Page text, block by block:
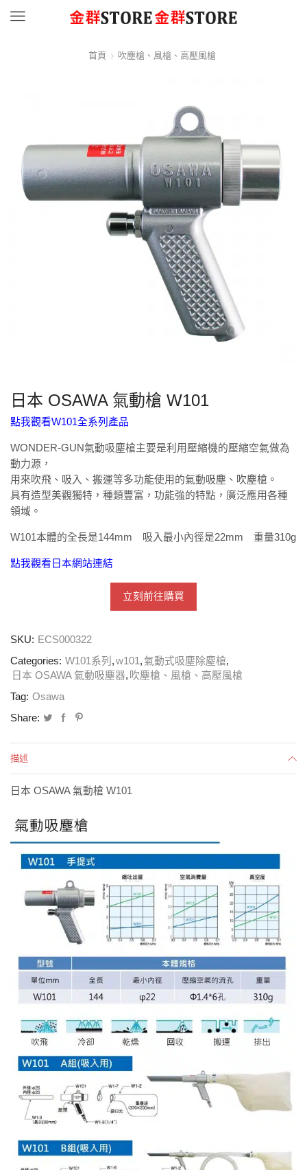
Menu
首頁 吹塵槍、風槍、高壓風槍
日本 OSAWA 氣動槍 W101
點我觀看W101全系列產品
WONDER-GUN氣動吸塵槍主要是利用壓縮機的壓縮空氣做為
動力源，
用來吹飛、吸入、搬運等多功能使用的氣動吸塵、吹塵槍。
具有造型美觀獨特，種類豐富，功能強的特點，廣泛應用各種
領域。
W101本體的全長是144mm 吸入最小內徑是22mm 重量310g
點我觀看日本網站連結
立刻前往購買
SKU: ECS000322
Categories: W101系列 ,w101 , 氣動式吸塵除塵槍,
日本 OSAWA 氣動吸塵器, 吹塵槍、風槍、高壓風槍
Tag: Osawa
Share:
描述
日本 OSAWA 氣動槍 W101